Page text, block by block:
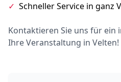
✓ Schneller Service in ganz
Kontaktieren Sie uns für ein
Ihre Veranstaltung in Velten!